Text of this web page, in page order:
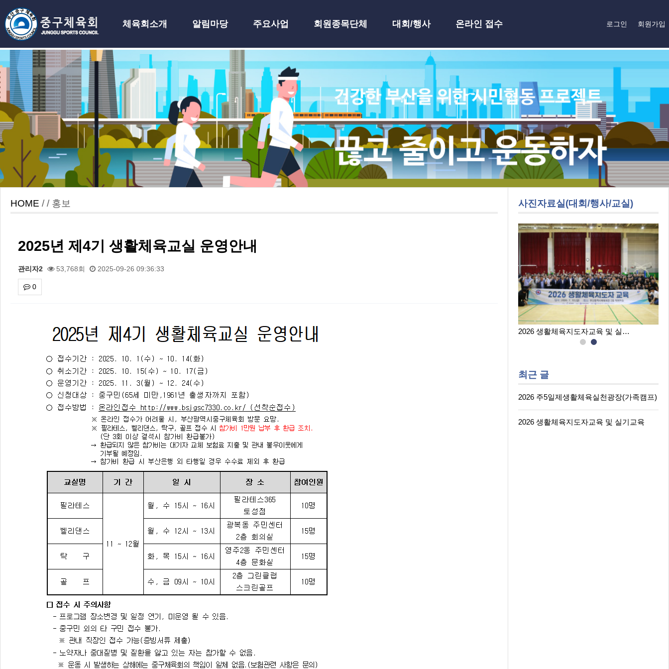
체육회소개 알림마당 주요사업 회원종목단체 대회/행사
온라인 접수
하위분류
로그인 회원가입
HOME / / 홍보
2025년 제4기 생활체육교실 운영안내
관리자2 53,768회 2025-09-26 09:36:33
0
사진자료실(대회/행사/교실)
2026 주5일제생활체육실천광장(… 2026 생활체육지도자교육 및 실… 2026 생활체육지도자교육 및 실…
최근 글
2026 주5일제생활체육실천광장(가족캠프)
2026 생활체육지도자교육 및 실기교육